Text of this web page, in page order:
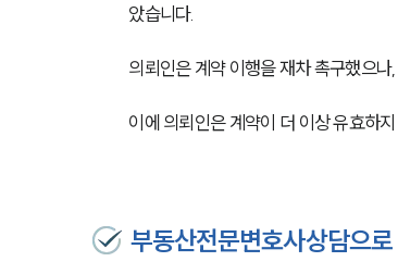
았습니다.
의뢰인은 계약 이행을 재차 촉구했으
이에 의뢰인은 계약이 더 이상 유효하
부동산전문변호사상담으